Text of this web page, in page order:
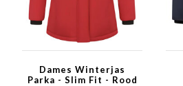
Dames Winterjas
Parka - Slim Fit - Rood